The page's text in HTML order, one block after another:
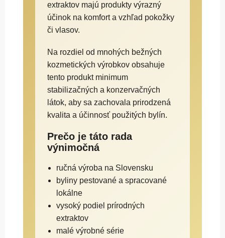
extraktov majú produkty výrazný
účinok na komfort a vzhľad pokožky
či vlasov.
Na rozdiel od mnohých bežných
kozmetických výrobkov obsahuje
tento produkt minimum
stabilizačných a konzervačných
látok, aby sa zachovala prirodzená
kvalita a účinnosť použitých bylín.
Prečo je táto rada
výnimočná
ručná výroba na Slovensku
byliny pestované a spracované
lokálne
vysoký podiel prírodných
extraktov
malé výrobné série